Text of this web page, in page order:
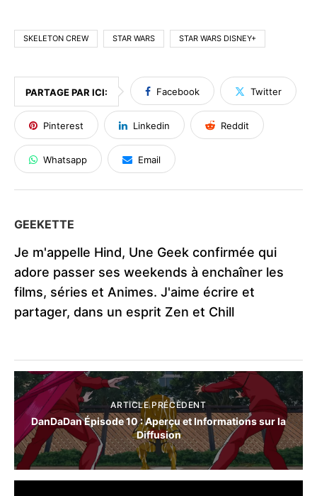
SKELETON CREW STAR WARS STAR WARS DISNEY+
PARTAGE PAR ICI: Facebook Twitter
Pinterest Linkedin Reddit
Whatsapp Email
GEEKETTE
Je m'appelle Hind, Une Geek confirmée qui
adore passer ses weekends à enchaîner les
films, séries et Animes. J'aime écrire et
partager, dans un esprit Zen et Chill
ARTICLE PRÉCÈDENT
DanDaDan Épisode 10 : Aperçu et Informations sur la
Diffusion